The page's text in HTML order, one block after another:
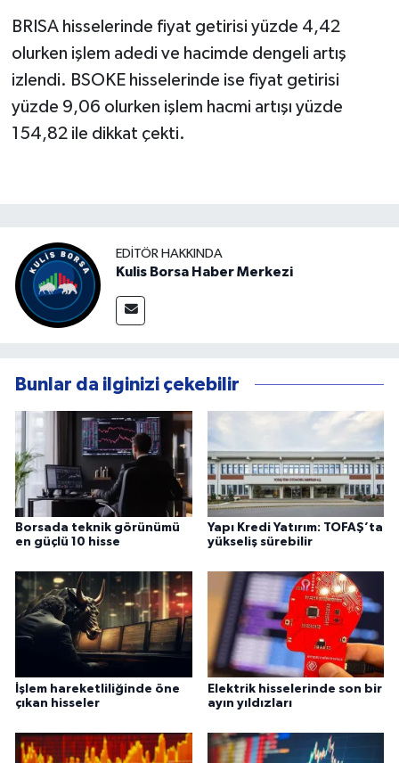
BRISA hisselerinde fiyat getirisi yüzde 4,42
olurken işlem adedi ve hacimde dengeli artış
izlendi. BSOKE hisselerinde ise fiyat getirisi
yüzde 9,06 olurken işlem hacmi artışı yüzde
154,82 ile dikkat çekti.
EDITÖR HAKKINDA
Kulis Borsa Haber Merkezi
Bunlar da ilginizi çekebilir
Borsada teknik görünümü
en güçlü 10 hisse
Yapı Kredi Yatırım: TOFAŞ’ta
yükseliş sürebilir
İşlem hareketliliğinde öne
çıkan hisseler
Elektrik hisselerinde son bir
ayın yıldızları